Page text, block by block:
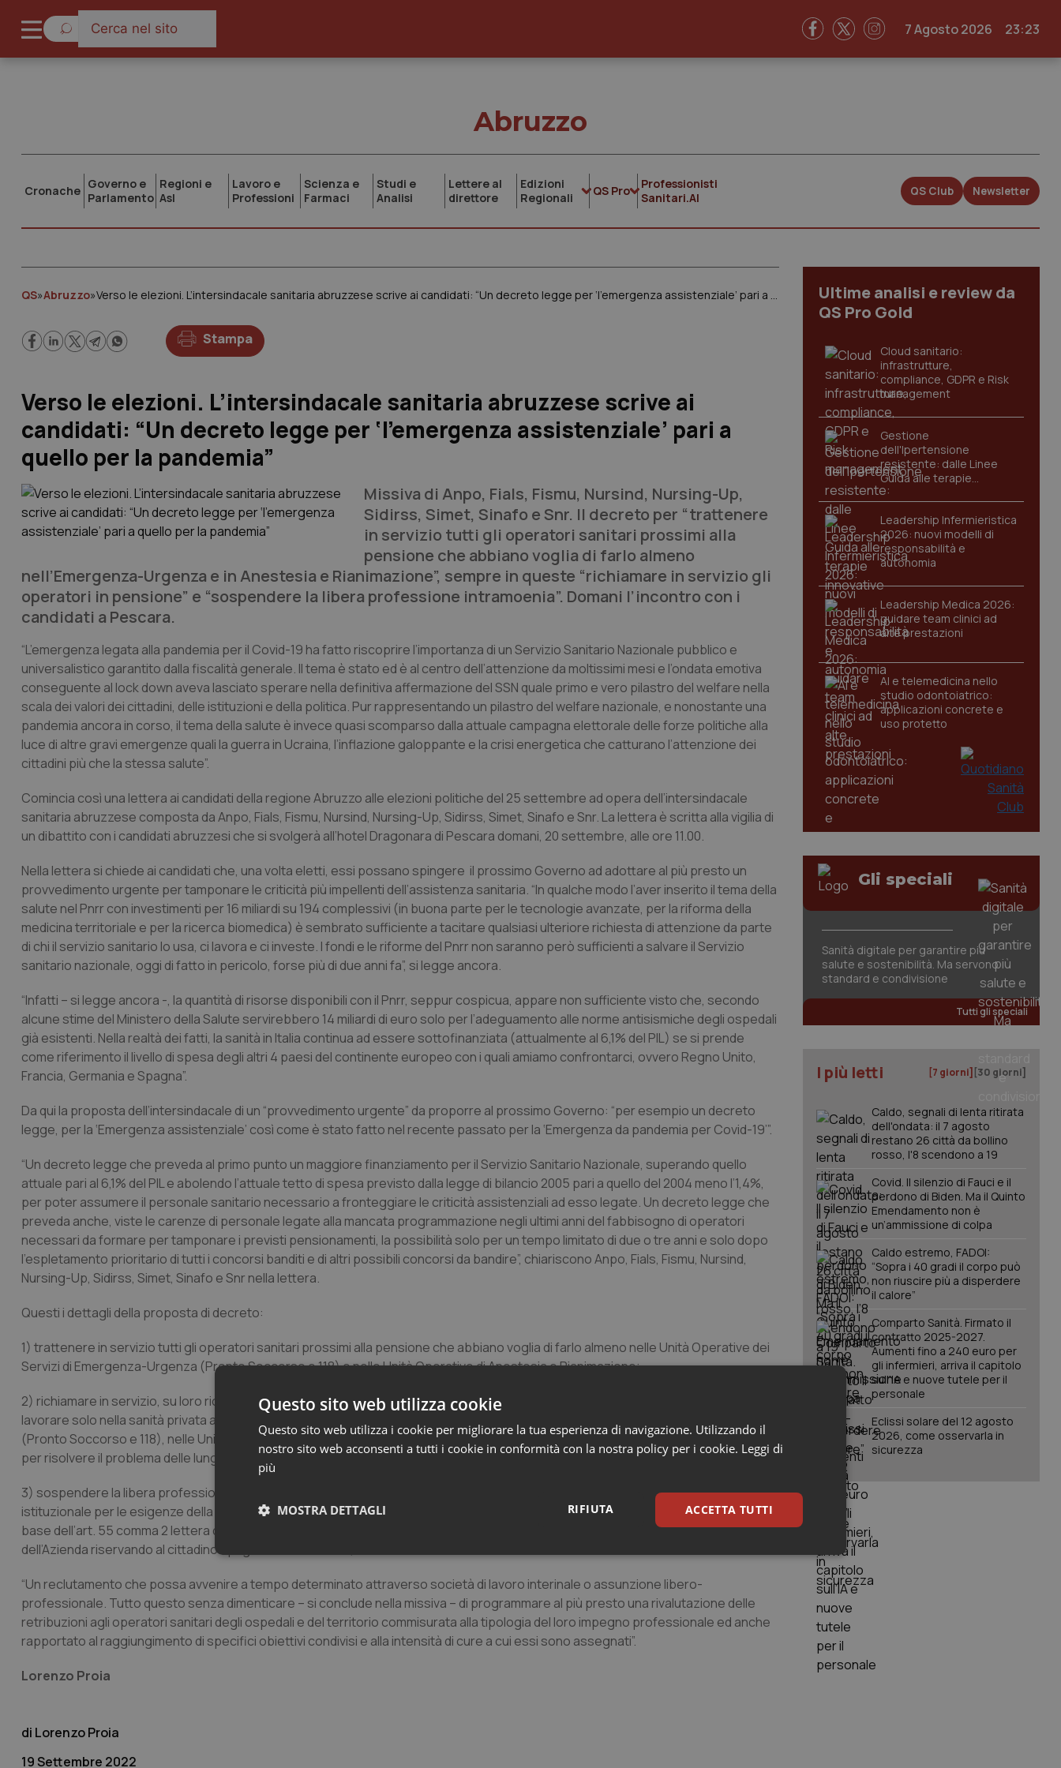
7 Agosto 2026 23:23
Abruzzo
Cronache Governo e
Parlamento
Regioni e
Asl
Lavoro e
Professioni
Scienza e
Farmaci
Studi e
Analisi
Lettere al
direttore
Edizioni
Regionali
QS Pro
Professionisti
Sanitari.AI
QS Club Newsletter
QS»Abruzzo» Verso le elezioni. L’intersindacale sanitaria abruzzese scrive ai candidati: “Un decreto legge per ‘l’emergenza assistenziale’ pari a quello per la pandemia”
Stampa
Verso le elezioni. L’intersindacale sanitaria abruzzese scrive ai
candidati: “Un decreto legge per ‘l’emergenza assistenziale’ pari a
quello per la pandemia”
Missiva di Anpo, Fials, Fismu, Nursind, Nursing-Up,
Sidirss, Simet, Sinafo e Snr. Il decreto per “trattenere
in servizio tutti gli operatori sanitari prossimi alla
pensione che abbiano voglia di farlo almeno
nell’Emergenza-Urgenza e in Anestesia e Rianimazione”, sempre in queste “richiamare in servizio gli
operatori in pensione” e “sospendere la libera professione intramoenia”. Domani l’incontro con i
candidati a Pescara.
“L’emergenza legata alla pandemia per il Covid-19 ha fatto riscoprire l’importanza di un Servizio Sanitario Nazionale pubblico e
universalistico garantito dalla fiscalità generale. Il tema è stato ed è al centro dell’attenzione da moltissimi mesi e l’ondata emotiva
conseguente al lock down aveva lasciato sperare nella definitiva affermazione del SSN quale primo e vero pilastro del welfare nella
scala dei valori dei cittadini, delle istituzioni e della politica. Pur rappresentando un pilastro del welfare nazionale, e nonostante una
pandemia ancora in corso, il tema della salute è invece quasi scomparso dalla attuale campagna elettorale delle forze politiche alla
luce di altre gravi emergenze quali la guerra in Ucraina, l’inflazione galoppante e la crisi energetica che catturano l’attenzione dei
cittadini più che la stessa salute”.
Comincia così una lettera ai candidati della regione Abruzzo alle elezioni politiche del 25 settembre ad opera dell’intersindacale
sanitaria abruzzese composta da Anpo, Fials, Fismu, Nursind, Nursing-Up, Sidirss, Simet, Sinafo e Snr. La lettera è scritta alla vigilia di
un dibattito con i candidati abruzzesi che si svolgerà all’hotel Dragonara di Pescara domani, 20 settembre, alle ore 11.00.
Nella lettera si chiede ai candidati che, una volta eletti, essi possano spingere il prossimo Governo ad adottare al più presto un
provvedimento urgente per tamponare le criticità più impellenti dell’assistenza sanitaria. “In qualche modo l’aver inserito il tema della
salute nel Pnrr con investimenti per 16 miliardi su 194 complessivi (in buona parte per le tecnologie avanzate, per la riforma della
medicina territoriale e per la ricerca biomedica) è sembrato sufficiente a tacitare qualsiasi ulteriore richiesta di attenzione da parte
di chi il servizio sanitario lo usa, ci lavora e ci investe. I fondi e le riforme del Pnrr non saranno però sufficienti a salvare il Servizio
sanitario nazionale, oggi di fatto in pericolo, forse più di due anni fa”, si legge ancora.
“Infatti – si legge ancora -, la quantità di risorse disponibili con il Pnrr, seppur cospicua, appare non sufficiente visto che, secondo
alcune stime del Ministero della Salute servirebbero 14 miliardi di euro solo per l’adeguamento alle norme antisismiche degli ospedali
già esistenti. Nella realtà dei fatti, la sanità in Italia continua ad essere sottofinanziata (attualmente al 6,1% del PIL) se si prende
come riferimento il livello di spesa degli altri 4 paesi del continente europeo con i quali amiamo confrontarci, ovvero Regno Unito,
Francia, Germania e Spagna”.
Da qui la proposta dell’intersindacale di un “provvedimento urgente” da proporre al prossimo Governo: “per esempio un decreto
legge, per la ‘Emergenza assistenziale’ così come è stato fatto nel recente passato per la ‘Emergenza da pandemia per Covid-19’”.
“Un decreto legge che preveda al primo punto un maggiore finanziamento per il Servizio Sanitario Nazionale, superando quello
attuale pari al 6,1% del PIL e abolendo l’attuale tetto di spesa previsto dalla legge di bilancio 2005 pari a quello del 2004 meno l’1,4%,
per poter assumere il personale sanitario necessario a fronteggiare le criticità assistenziali ad esso legate. Un decreto legge che
preveda anche, viste le carenze di personale legate alla mancata programmazione negli ultimi anni del fabbisogno di operatori
necessari da formare per tamponare i previsti pensionamenti, la possibilità solo per un tempo limitato di due o tre anni e solo dopo
l’espletamento prioritario di tutti i concorsi banditi e di altri possibili concorsi da bandire”, chiariscono Anpo, Fials, Fismu, Nursind,
Nursing-Up, Sidirss, Simet, Sinafo e Snr nella lettera.
Questi i dettagli della proposta di decreto:
1) trattenere in servizio tutti gli operatori sanitari prossimi alla pensione che abbiano voglia di farlo almeno nelle Unità Operative dei
Servizi di Emergenza-Urgenza (Pronto Soccorso e 118) e nelle Unità Operative di Anestesia e Rianimazione;
2) richiamare in servizio, su loro richiesta, quegli operatori sanitari in pensione che attualmente per norme incomprensibili possono
lavorare solo nella sanità privata anche accreditata con il SSN almeno nelle Unità Operative dei Servizi di Emergenza-Urgenza
(Pronto Soccorso e 118), nelle Unità Operative di Anestesia e Rianimazione e negli ambulatori specialistici ospedalieri e distrettuali
per risolvere il problema delle lunghe file di attesa per visite e esami diagnostici;
3) sospendere la libera professione intramoenia (Alpi) per affrontare la ridotta disponibilità ad erogare prestazioni in regime
istituzionale per le esigenze della popolazione chiedendo alla Aziende Sanitarie di concordare con i professionisti interessati, sulla
base dell’art. 55 comma 2 lettera d) del Ccnl 08.06.2000, una quota ‘libero professionale aziendale’ sostenuta economicamente
dell’Azienda riservando al cittadino il pagamento del ticket, se dovuto.
“Un reclutamento che possa avvenire a tempo determinato attraverso società di lavoro interinale o assunzione libero-
professionale. Tutto questo senza dimenticare – si conclude nella missiva – di programmare al più presto una rivalutazione delle
retribuzioni agli operatori sanitari degli ospedali e del territorio commisurata alla tipologia del loro impegno professionale ed anche
rapportato al raggiungimento di specifici obiettivi condivisi e alla intensità di cure a cui essi sono assegnati”.
Lorenzo Proia
Lorenzo Proia
19 Settembre 2022
Ultime analisi e review da
QS Pro Gold
Cloud sanitario:
infrastrutture,
compliance, GDPR e Risk
management
Gestione
dell'Ipertensione
resistente: dalle Linee
Guida alle terapie
innovative
Leadership Infermieristica
2026: nuovi modelli di
responsabilità e
autonomia
Leadership Medica 2026:
guidare team clinici ad
alte prestazioni
AI e telemedicina nello
studio odontoiatrico:
applicazioni concrete e
uso protetto
Gli speciali
Sanità digitale per garantire più
salute e sostenibilità. Ma servono
standard e condivisione
Tutti gli speciali
I più letti [7 giorni] [30 giorni]
Caldo, segnali di lenta ritirata
dell'ondata: il 7 agosto
restano 26 città da bollino
rosso, l'8 scendono a 19
Covid. Il silenzio di Fauci e il
perdono di Biden. Ma il Quinto
Emendamento non è
un’ammissione di colpa
Caldo estremo, FADOI:
“Sopra i 40 gradi il corpo può
non riuscire più a disperdere
il calore”
Comparto Sanità. Firmato il
contratto 2025-2027.
Aumenti fino a 240 euro per
gli infermieri, arriva il capitolo
sull'IA e nuove tutele per il
personale
Eclissi solare del 12 agosto
2026, come osservarla in
sicurezza
Questo sito web utilizza cookie
Questo sito web utilizza i cookie per migliorare la tua esperienza di navigazione. Utilizzando il
nostro sito web acconsenti a tutti i cookie in conformità con la nostra policy per i cookie. Leggi di
più
ACCETTA TUTTI
RIFIUTA
MOSTRA DETTAGLI
Necessari Statistici Marketing